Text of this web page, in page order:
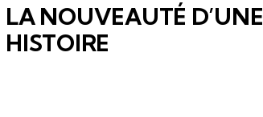
LA NOUVEAUTÉ D’UNE
HISTOIRE